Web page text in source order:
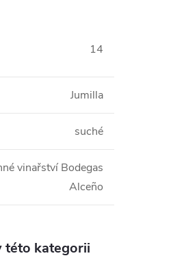
14
Jumilla
suché
vinařství Bodegas
Alceño
této kategorii